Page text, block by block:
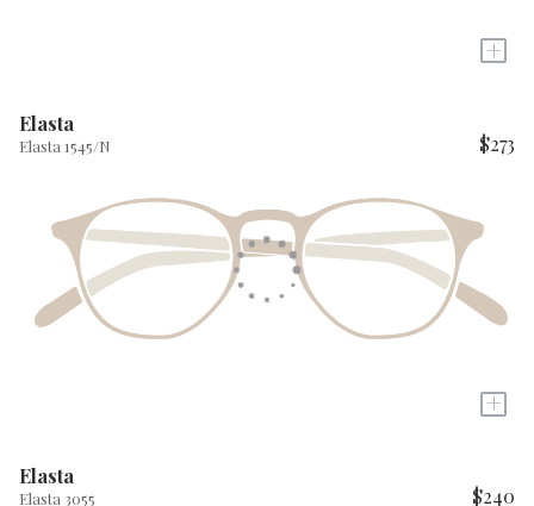
+
Elasta
Elasta 1545/N $273
+
Elasta
Elasta 3055 $240